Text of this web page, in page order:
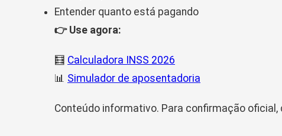
Entender quanto está pagando
👉 Use agora:
🧮 Calculadora INSS 2026
📊 Simulador de aposentadoria
Conteúdo informativo. Para confirmação oficial,